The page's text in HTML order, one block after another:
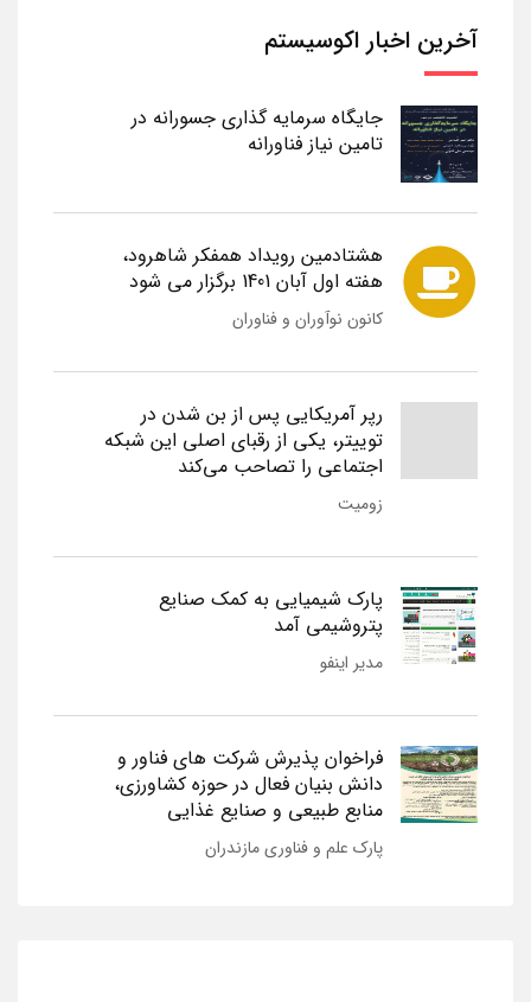
آخرین اخبار اکوسیستم
جایگاه سرمایه گذاری جسورانه در
تامین نیاز فناورانه
هشتادمین رویداد همفکر شاهرود،
هفته اول آبان 1401 برگزار می شود
کانون نوآوران و فناوران
رپر آمریکایی پس از بن شدن در
توییتر، یکی از رقبای اصلی این شبکه
اجتماعی را تصاحب می‌کند
زومیت
پارک شیمیایی به کمک صنایع
پتروشیمی آمد
مدیر اینفو
فراخوان پذیرش شرکت های فناور و
دانش بنیان فعال در حوزه کشاورزی،
منابع طبیعی و صنایع غذایی
پارک علم و فناوری مازندران